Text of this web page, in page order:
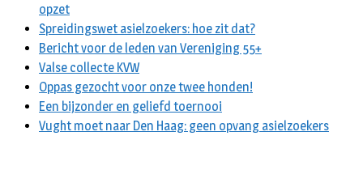
opzet
Spreidingswet asielzoekers: hoe zit dat?
Bericht voor de leden van Vereniging 55+
Valse collecte KVW
Oppas gezocht voor onze twee honden!
Een bijzonder en geliefd toernooi
Vught moet naar Den Haag: geen opvang asielzoekers